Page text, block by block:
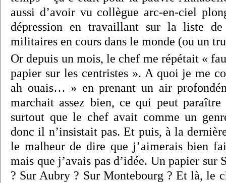
aussi d’avoir vu collègue arc-en-ciel
dépression en travaillant sur la liste de
militaires en cours dans le monde (ou un
Or depuis un mois, le chef me répétait «
papier sur les centristes ». A quoi je me
ah ouais… » en prenant un air
marchait assez bien, ce qui peut paraître
surtout que le chef avait comme un
donc il n’insistait pas. Et puis, à la
le malheur de dire que j’aimerais bien
mais que j’avais pas d’idée. Un papier sur
? Sur Aubry ? Sur Montebourg ? Et là, le